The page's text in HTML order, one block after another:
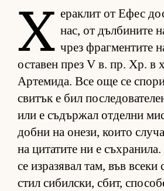
Х е­рак­лит от Ефес
нас, от дъл­би­ните
чрез фраг­мен­тите
ос­та­вен през V в. пр. Хр. в
Ар­те­ми­да. Все още се
сви­тък е бил
или е съ­дър­жал от­делни
добни на оне­зи, ко­ито
на ци­та­тите ни е
се из­ра­зя­вал там, във всеки
стил си­бил­с­ки, сбит,